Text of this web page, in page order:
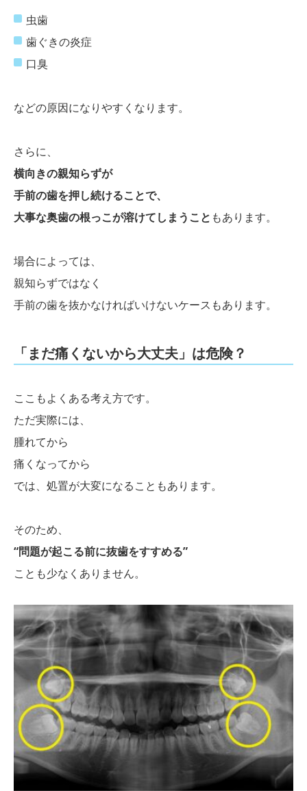
虫歯
歯ぐきの炎症
口臭
などの原因になりやすくなります。
さらに、
横向きの親知らずが
手前の歯を押し続けることで、
大事な奥歯の根っこが溶けてしまうこと もあります。
場合によっては、
親知らずではなく
手前の歯を抜かなければいけないケースもあります。
「まだ痛くないから大丈夫」は危険？
ここもよくある考え方です。
ただ実際には、
腫れてから
痛くなってから
では、処置が大変になることもあります。
そのため、
“問題が起こる前に抜歯をすすめる”
ことも少なくありません。